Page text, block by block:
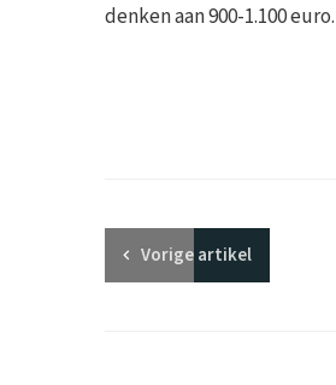
denken aan 900-1.100 euro.
Vorigeartikel